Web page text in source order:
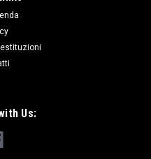
2 - RANGE ROVER
Us: